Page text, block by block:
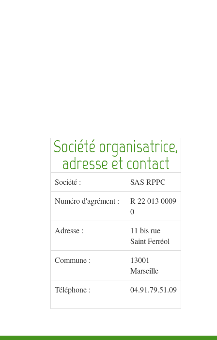
Société organisatrice,
adresse et contact
Société :
SAS RPPC
Numéro d'agrément :
R 22 013 0009
0
Adresse :
11 bis rue
Saint Ferréol
Commune :
13001
Marseille
Téléphone :
04.91.79.51.09